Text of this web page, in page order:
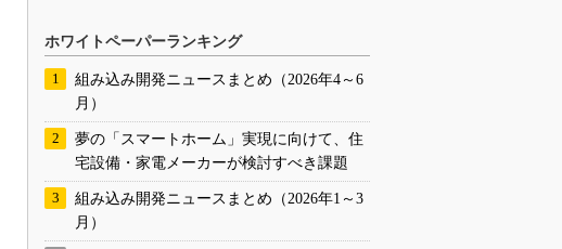
ホワイトペーパーランキング
組み込み開発ニュースまとめ（2026年4～6
月）
夢の「スマートホーム」実現に向けて、住
宅設備・家電メーカーが検討すべき課題
組み込み開発ニュースまとめ（2026年1～3
月）